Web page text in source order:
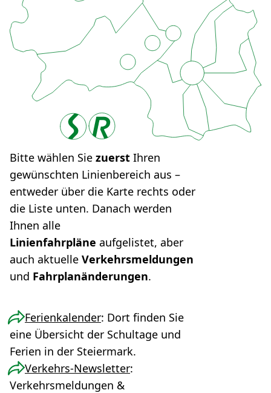
Bitte wählen Sie zuerst Ihren
gewünschten Linienbereich aus –
entweder über die Karte rechts oder
die Liste unten. Danach werden
Ihnen alle
Linienfahrpläne aufgelistet, aber
auch aktuelle Verkehrsmeldungen
und Fahrplanänderungen.
Ferienkalender: Dort finden Sie
eine Übersicht der Schultage und
Ferien in der Steiermark.
Verkehrs-Newsletter:
Verkehrsmeldungen &